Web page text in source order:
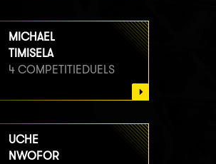
MICHAEL
TIMISELA
4 COMPETITIEDUELS
UCHE
NWOFOR